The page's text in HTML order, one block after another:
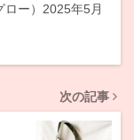
ロー）2025年5月
次の記事